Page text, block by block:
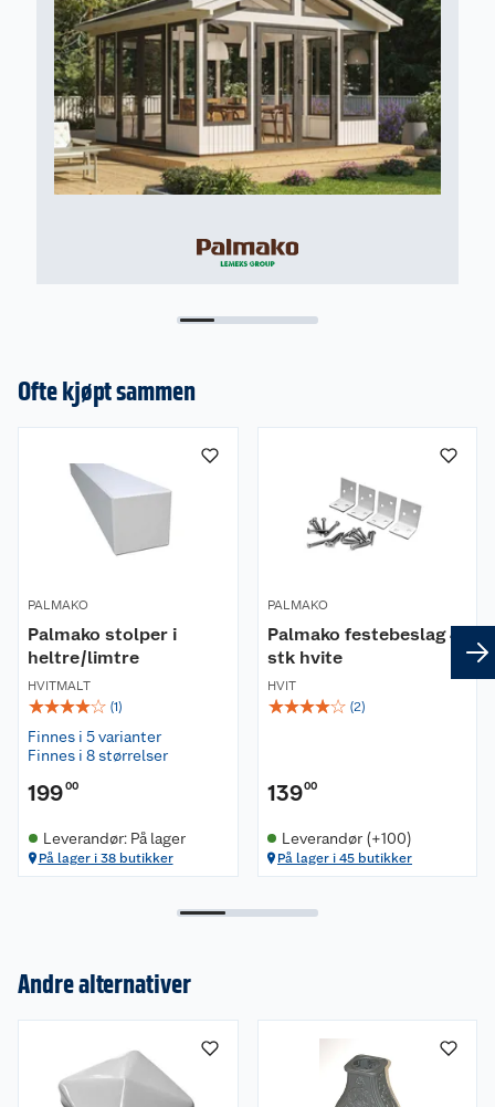
Ofte kjøpt sammen
PALMAKO
Palmako stolper i
heltre/limtre
HVITMALT
☆☆☆☆☆ (1)
Finnes i 5 varianter
Finnes i 8 størrelser
19900
Leverandør: På lager
På lager i 38 butikker
PALMAKO
Palmako festebeslag 4
stk hvite
HVIT
☆☆☆☆☆ (2)
13900
Leverandør (+100)
På lager i 45 butikker
Andre alternativer
Butikker
Om oss
Våre merkevarer